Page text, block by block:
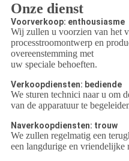
Onze dienst
Voorverkoop: enthousiasme
Wij zullen u voorzien van het
processtroomontwerp en
overeenstemming met
uw speciale behoeften.
Verkoopdiensten: bediende
We sturen technici naar u om
van de apparatuur te
Naverkoopdiensten: trouw
We zullen regelmatig een
een langdurige en vriendelijke